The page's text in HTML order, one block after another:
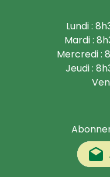
Lundi :
Mardi :
Mercredi :
Jeudi :